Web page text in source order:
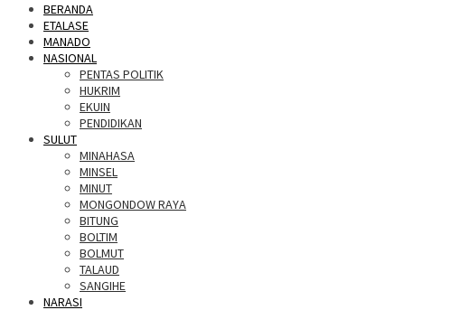
BERANDA
ETALASE
MANADO
NASIONAL
PENTAS POLITIK
HUKRIM
EKUIN
PENDIDIKAN
SULUT
MINAHASA
MINSEL
MINUT
MONGONDOW RAYA
BITUNG
BOLTIM
BOLMUT
TALAUD
SANGIHE
NARASI